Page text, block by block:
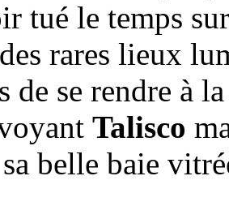
tué le temps
rares lieux
de se rendre à
Talisco
belle baie